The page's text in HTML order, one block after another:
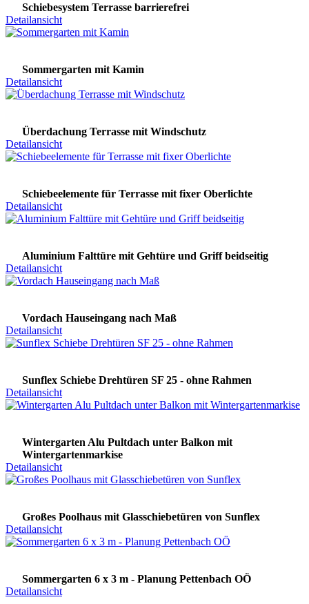
Schiebesystem Terrasse barrierefrei
Detailansicht
Sommergarten mit Kamin
Detailansicht
Überdachung Terrasse mit Windschutz
Detailansicht
Schiebeelemente für Terrasse mit fixer Oberlichte
Detailansicht
Aluminium Falttüre mit Gehtüre und Griff beidseitig
Detailansicht
Vordach Hauseingang nach Maß
Detailansicht
Sunflex Schiebe Drehtüren SF 25 - ohne Rahmen
Detailansicht
Wintergarten Alu Pultdach unter Balkon mit
Wintergartenmarkise
Detailansicht
Großes Poolhaus mit Glasschiebetüren von Sunflex
Detailansicht
Sommergarten 6 x 3 m - Planung Pettenbach OÖ
Detailansicht